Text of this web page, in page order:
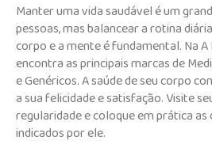
Manter uma vida saudável é um
pessoas, mas balancear a rotina
corpo e a mente é fundamental. Na
encontra as principais marcas de
e Genéricos. A saúde de seu corpo
a sua felicidade e satisfação. Visite
regularidade e coloque em prática
indicados por ele.